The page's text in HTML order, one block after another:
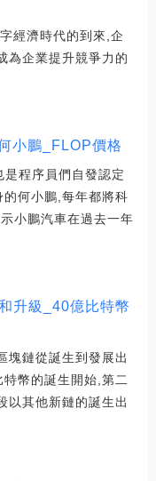
濟時代的到來,企
為企業提升競爭力的
小鵬_FLOP價格
程序員們自發認定
何小鵬,每年都將科
小鵬汽車在過去一年
升級_40億比特幣
塊鏈從誕生到發展出
幣的誕生開始,第二
以其他新鏈的誕生出